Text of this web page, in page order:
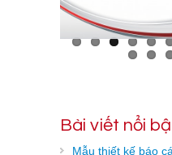
Bài viết nổi
Mẫu thiết kế báo